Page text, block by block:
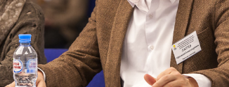
с инвалидностью и других категорий